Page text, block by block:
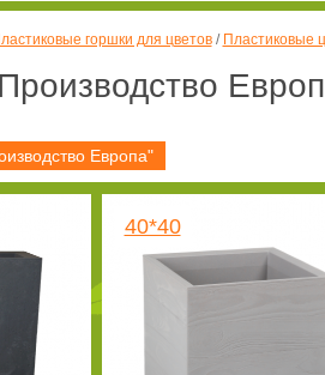
горшки для цветов/ Пластиковые
Европа"
40*40